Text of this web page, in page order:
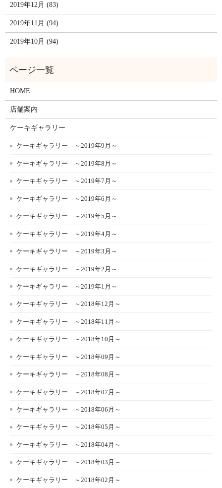
2019年12月 (83)
2019年11月 (94)
2019年10月 (94)
HOME
店舗案内
ケーキギャラリー
ケーキギャラリー ～2019年9月～
ケーキギャラリー ～2019年8月～
ケーキギャラリー ～2019年7月～
ケーキギャラリー ～2019年6月～
ケーキギャラリー ～2019年5月～
ケーキギャラリー ～2019年4月～
ケーキギャラリー ～2019年3月～
ケーキギャラリー ～2019年2月～
ケーキギャラリー ～2019年1月～
ケーキギャラリー ～2018年12月～
ケーキギャラリー ～2018年11月～
ケーキギャラリー ～2018年10月～
ケーキギャラリー ～2018年09月～
ケーキギャラリー ～2018年08月～
ケーキギャラリー ～2018年07月～
ケーキギャラリー ～2018年06月～
ケーキギャラリー ～2018年05月～
ケーキギャラリー ～2018年04月～
ケーキギャラリー ～2018年03月～
ケーキギャラリー ～2018年02月～